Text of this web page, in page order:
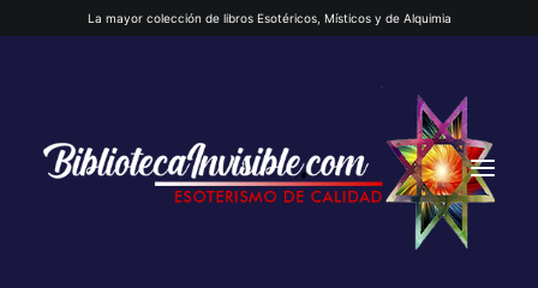
La mayor colección de libros Esotéricos, Místicos y de Alquimia